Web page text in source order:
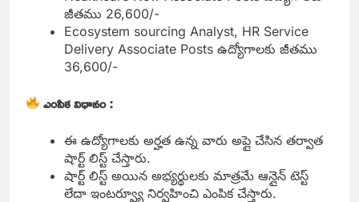
జీతము 26,600/-
Ecosystem sourcing Analyst, HR Service
Delivery Associate Posts ఉద్యోగాలకు జీతము
36,600/-
ఎంపిక విధానం :
ఈ ఉద్యోగాలకు అర్హత ఉన్న వారు అప్లై చేసిన తర్వాత
షార్ట్ లిస్ట్ చేస్తారు.
షార్ట్ లిస్ట్ అయిన అభ్యర్థులకు మాత్రమే ఆన్లైన్ టెస్ట్
లేదా ఇంటర్వ్యూ నిర్వహించి ఎంపిక చేస్తారు.